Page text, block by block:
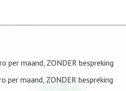
per maand, ZONDER bespreking
per maand, ZONDER bespreking